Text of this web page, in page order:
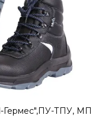
Гермес",ПУ-ТПУ, МП